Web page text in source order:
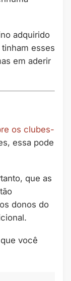
adquirido
tinham esses
em aderir
os clubes-
essa pode
que as
donos do
você